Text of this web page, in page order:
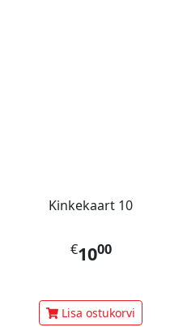
Kinkekaart 10
€1000
Lisa ostukorvi